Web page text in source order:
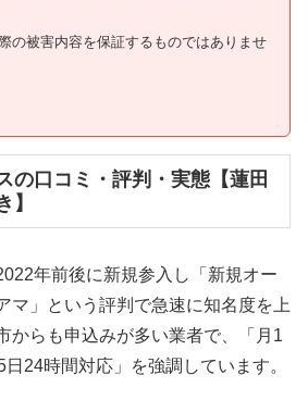
の被害内容を保証するものではありませ
の口コミ・評判・実態【蓮田
】
年前後に新規参入し「新規オー
マ」という評判で急速に知名度を上
からも申込みが多い業者で、「月1
24時間対応」を強調しています。